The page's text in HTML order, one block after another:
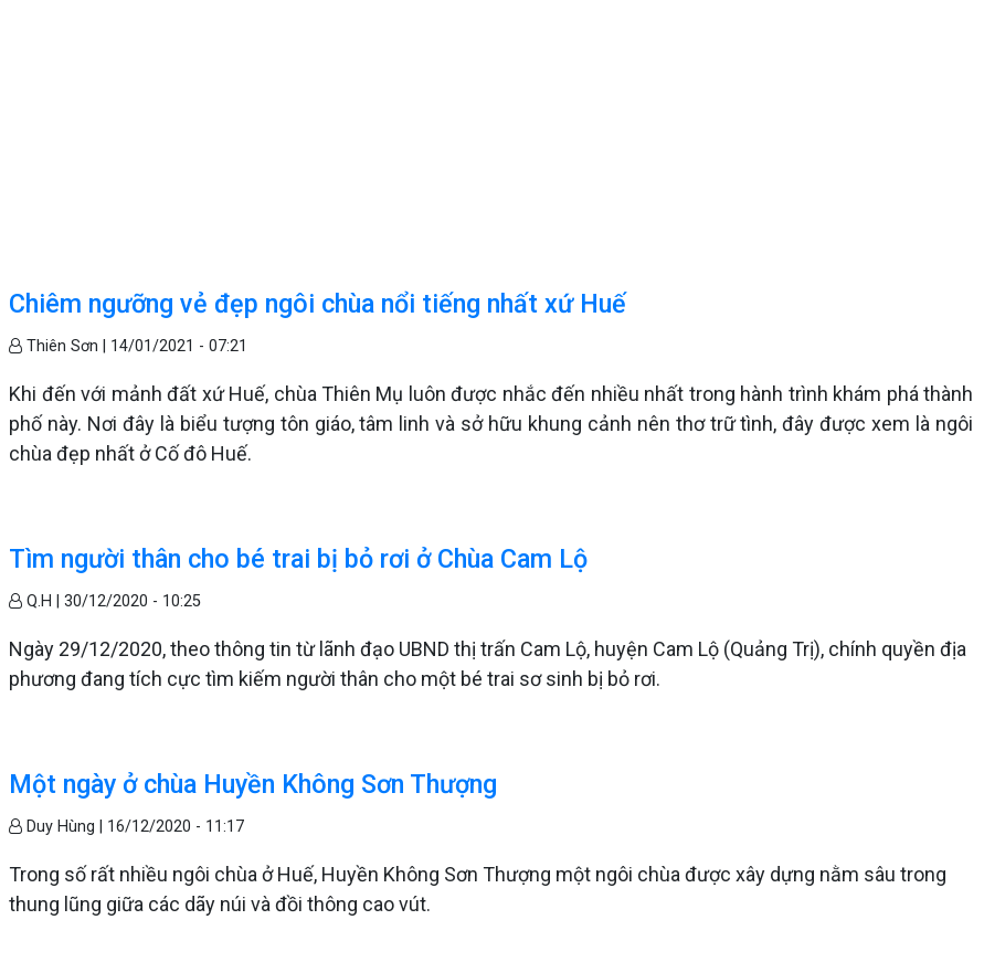
Chiêm ngưỡng vẻ đẹp ngôi chùa nổi tiếng nhất xứ Huế
Thiên Sơn | 14/01/2021 - 07:21
Khi đến với mảnh đất xứ Huế, chùa Thiên Mụ luôn được nhắc đến nhiều nhất trong hành trình khám phá thành
phố này. Nơi đây là biểu tượng tôn giáo, tâm linh và sở hữu khung cảnh nên thơ trữ tình, đây được xem là ngôi
chùa đẹp nhất ở Cố đô Huế.
Tìm người thân cho bé trai bị bỏ rơi ở Chùa Cam Lộ
Q.H |30/12/2020 - 10:25
Ngày 29/12/2020, theo thông tin từ lãnh đạo UBND thị trấn Cam Lộ, huyện Cam Lộ (Quảng Trị), chính quyền địa
phương đang tích cực tìm kiếm người thân cho một bé trai sơ sinh bị bỏ rơi.
Một ngày ở chùa Huyền Không Sơn Thượng
Duy Hùng | 16/12/2020 - 11:17
Trong số rất nhiều ngôi chùa ở Huế, Huyền Không Sơn Thượng một ngôi chùa được xây dựng nằm sâu trong
thung lũng giữa các dãy núi và đồi thông cao vút.